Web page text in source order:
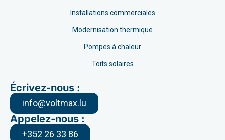
Installations commerciales
Modernisation thermique
Pompes à chaleur
Toits solaires
Écrivez-nous :
info@voltmax.lu
Appelez-nous :
+352 26 33 86